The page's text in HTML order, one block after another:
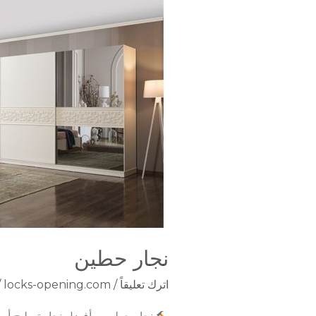
نجار حطين
اترك تعليقاً /
locks-opening.com
نجار
حطين